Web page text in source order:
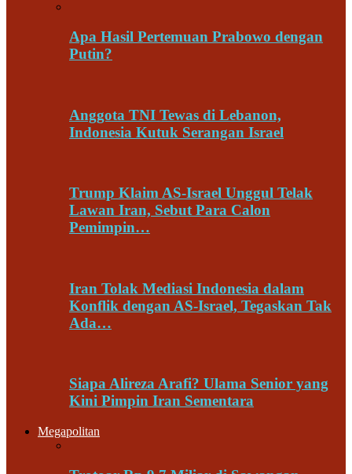
Apa Hasil Pertemuan Prabowo dengan
Putin?
Anggota TNI Tewas di Lebanon,
Indonesia Kutuk Serangan Israel
Trump Klaim AS-Israel Unggul Telak
Lawan Iran, Sebut Para Calon
Pemimpin…
Iran Tolak Mediasi Indonesia dalam
Konflik dengan AS-Israel, Tegaskan Tak
Ada…
Siapa Alireza Arafi? Ulama Senior yang
Kini Pimpin Iran Sementara
Megapolitan